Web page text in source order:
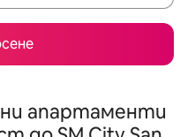
апартаменти